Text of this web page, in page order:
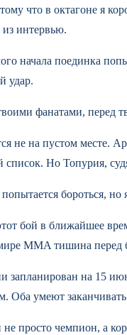
что в октагоне я
интервью.
начала поединка
удар.
фанатами, перед
не на пустом месте.
Но Топурия,
бороться,
бой в ближайшее
MMA тишина перед
на 15
Оба умеют
просто чемпион, а